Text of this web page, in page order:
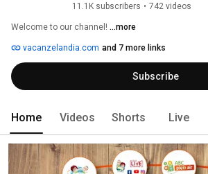
11.1K subscribers • 742 videos
Welcome to our channel! ...more
vacanzelandia.com and 7 more links
Subscribe
Home Videos Shorts Live